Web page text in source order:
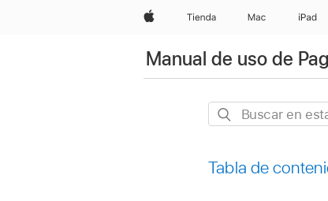
AppleTienda Mac iPad
Manual de uso de
Buscar
guía
Tabla de